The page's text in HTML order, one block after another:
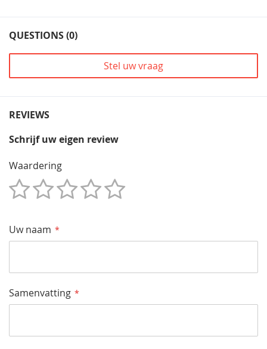
QUESTIONS (0)
Stel uw vraag
REVIEWS
Schrijf uw eigen review
Waardering
Uw naam
Samenvatting